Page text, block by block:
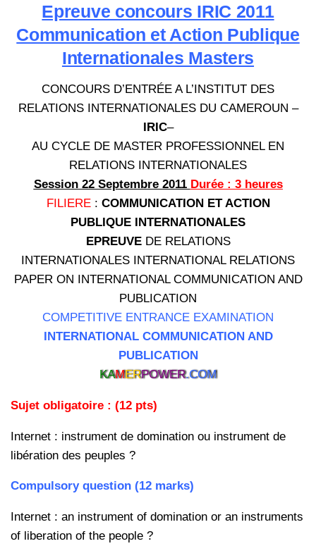
Epreuve concours IRIC 2011
Communication et Action Publique
Internationales Masters
CONCOURS D’ENTRÉE A L’INSTITUT DES
RELATIONS INTERNATIONALES DU CAMEROUN –
IRIC–
AU CYCLE DE MASTER PROFESSIONNEL EN
RELATIONS INTERNATIONALES
Session 22 Septembre 2011 Durée : 3 heures
FILIERE: COMMUNICATION ET ACTION
PUBLIQUE INTERNATIONALES
EPREUVEDE RELATIONS
INTERNATIONALES INTERNATIONAL RELATIONS
PAPER ON INTERNATIONAL COMMUNICATION AND
PUBLICATION
COMPETITIVE ENTRANCE EXAMINATION
INTERNATIONAL COMMUNICATION AND
PUBLICATION
KAMERPOWER.COM
Sujet obligatoire : (12 pts)
Internet : instrument de domination ou instrument de
libération des peuples ?
Compulsory question (12 marks)
Internet : an instrument of domination or an instruments
of liberation of the people ?